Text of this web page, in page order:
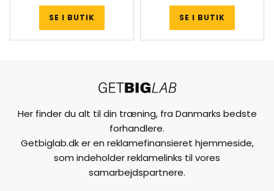
SE I BUTIK SE I BUTIK
Her finder du alt til din træning, fra Danmarks bedste
forhandlere.
Getbiglab.dk er en reklamefinansieret hjemmeside,
som indeholder reklamelinks til vores
samarbejdspartnere.